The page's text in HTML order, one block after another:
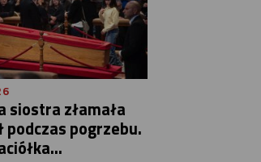
siostra złamała
podczas pogrzebu.